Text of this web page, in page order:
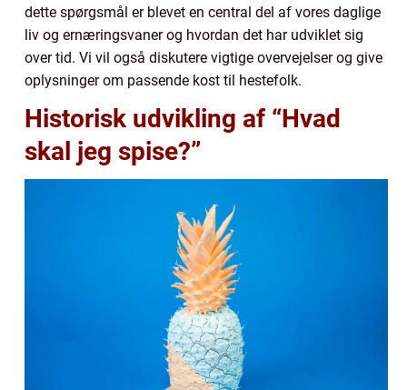
dette spørgsmål er blevet en central del af vores daglige
liv og ernæringsvaner og hvordan det har udviklet sig
over tid. Vi vil også diskutere vigtige overvejelser og give
oplysninger om passende kost til hestefolk.
Historisk udvikling af “Hvad
skal jeg spise?”